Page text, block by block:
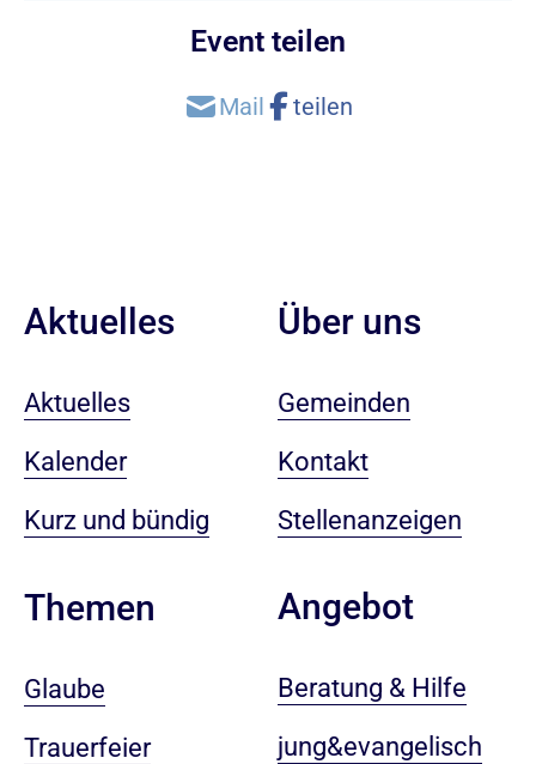
Event teilen
Aktuelles
Aktuelles
Kalender
Kurz und bündig
Themen
Glaube
Trauerfeier
Über uns
Gemeinden
Kontakt
Stellenanzeigen
Angebot
Beratung & Hilfe
jung&evangelisch